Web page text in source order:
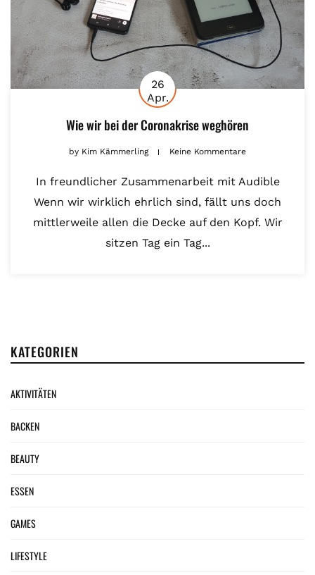
26
Apr.
Wie wir bei der Coronakrise weghören
by Kim Kämmerling Keine Kommentare
In freundlicher Zusammenarbeit mit Audible
Wenn wir wirklich ehrlich sind, fällt uns doch
mittlerweile allen die Decke auf den Kopf. Wir
sitzen Tag ein Tag...
KATEGORIEN
AKTIVITÄTEN
BACKEN
BEAUTY
ESSEN
GAMES
LIFESTYLE